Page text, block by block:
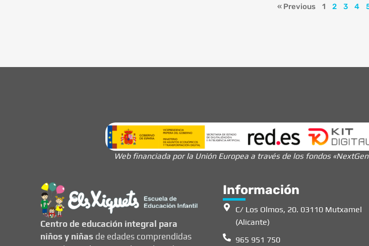
« Previous 1 2 3 4
Web financiada por la Unión Europea a través de los fondos
Centro de educación integral para
niños y niñas de edades comprendidas
Información
C/ Los Olmos, 20. 03110 Mutxamel
(Alicante)
965 951 750